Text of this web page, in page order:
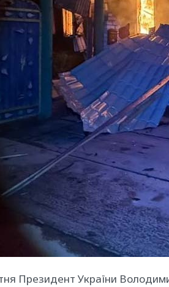
Президент України